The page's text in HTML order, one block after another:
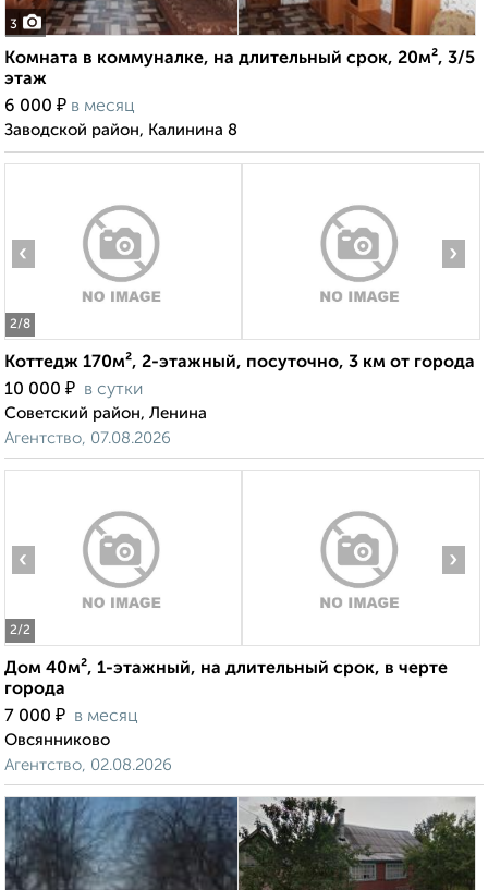
3
Комната в коммуналке, на длительный срок, 20м², 3/5
этаж
6 000 ₽ в месяц
Заводской район, Калинина 8
2/8
‹ ›
Коттедж 170м², 2-этажный, посуточно, 3 км от города
10 000 ₽ в сутки
Советский район, Ленина
Агентство, 07.08.2026
2/2
‹ ›
Дом 40м², 1-этажный, на длительный срок, в черте
города
7 000 ₽ в месяц
Овсянниково
Агентство, 02.08.2026